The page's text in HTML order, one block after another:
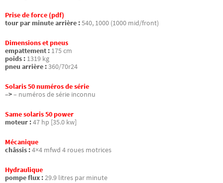
Prise de force (pdf)
tour par minute arrière :540, 1000 (1000 mid/front)
Dimensions et pneus
empattement : 175 cm
poids : 1319 kg
pneu arrière :360/70r24
Solaris 50 numéros de série
–>– numéros de série inconnu
Same solaris 50 power
moteur :47 hp [35.0 kw]
Mécanique
châssis :4×4 mfwd 4 roues motrices
Hydraulique
pompe flux :29.9 litres par minute